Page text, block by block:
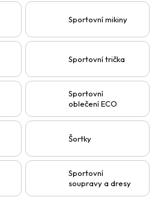
Sportovní mikiny
Sportovní trička
Sportovní
oblečení ECO
Šortky
Sportovní
soupravy a dresy